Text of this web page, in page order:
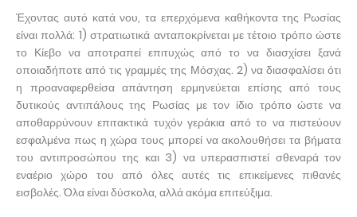
Έχοντας αυτό κατά νου, τα επερχόμενα καθήκοντα της Ρωσίας
είναι πολλά: 1) στρατιωτικά ανταποκρίνεται με τέτοιο τρόπο ώστε
το Κίεβο να αποτραπεί επιτυχώς από το να διασχίσει ξανά
οποιαδήποτε από τις γραμμές της Μόσχας. 2) να διασφαλίσει ότι
η προαναφερθείσα απάντηση ερμηνεύεται επίσης από τους
δυτικούς αντιπάλους της Ρωσίας με τον ίδιο τρόπο ώστε να
αποθαρρύνουν επιτακτικά τυχόν γεράκια από το να πιστεύουν
εσφαλμένα πως η χώρα τους μπορεί να ακολουθήσει τα βήματα
του αντιπροσώπου της και 3) να υπερασπιστεί σθεναρά τον
εναέριο χώρο του από όλες αυτές τις επικείμενες πιθανές
εισβολές. Όλα είναι δύσκολα, αλλά ακόμα επιτεύξιμα.